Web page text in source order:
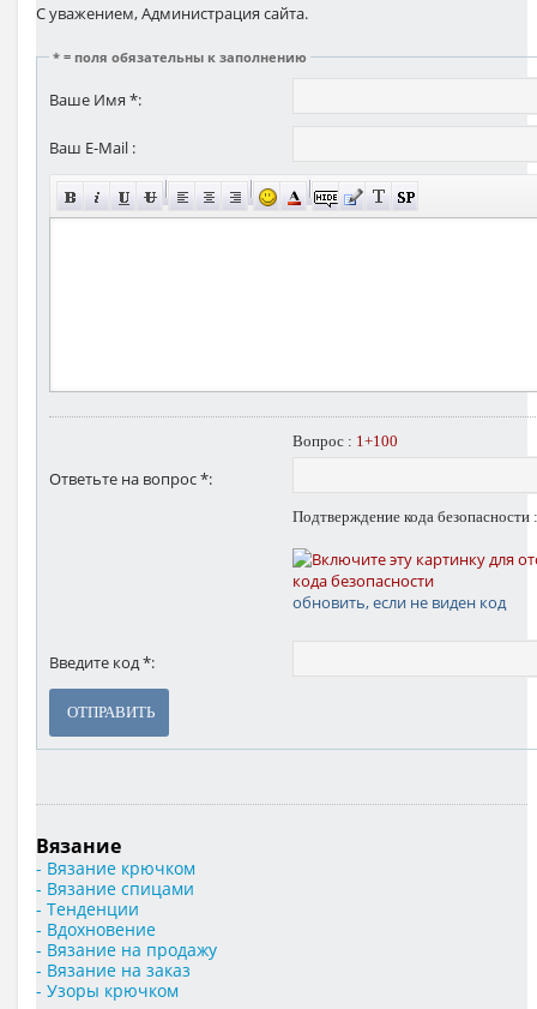
С уважением, Администрация сайта.
* = поля обязательны к заполнению
Ваше Имя *:
Ваш E-Mail :
Вопрос : 1+100
Ответьте на вопрос *:
Подтверждение кода безопасности :
обновить, если не виден код
Введите код *:
ОТПРАВИТЬ
Вязание
- Вязание крючком
- Вязание спицами
- Тенденции
- Вдохновение
- Вязание на продажу
- Вязание на заказ
- Узоры крючком